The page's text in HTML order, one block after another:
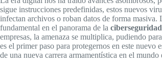
sigue instrucciones predefinidas, estos nuevos
infectan archivos o roban datos de forma
fundamental en el panorama de la ciberseguridad
empresas, la amenaza se multiplica, pudiendo
es el primer paso para protegernos en este nuevo
de una nueva carrera armamentística en el